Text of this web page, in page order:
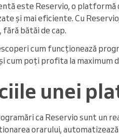
este Reservio, o
și mai eficiente. Cu
bătăi de cap.
cum funcționează
cum poți profita la
unei
ca Reservio sunt un
orarului,